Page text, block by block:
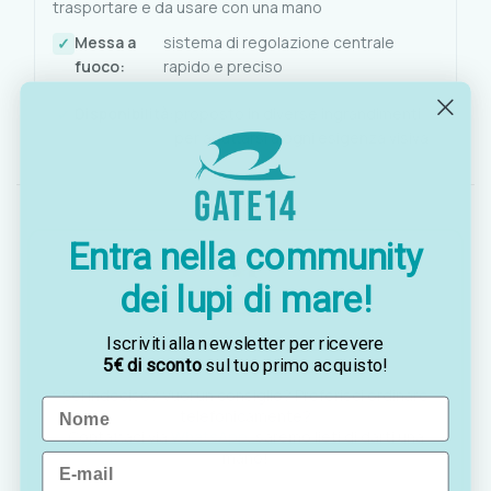
trasportare e da usare con una mano
Messa a
fuoco:
sistema di regolazione centrale
rapido e preciso
per adattarsi a ogni esigenza visiva
OTTAVIA
Customer assistance team
Sei indeciso? Vuoi un consiglio? Preferisci ordinare
Contattaci viaWhatsApp, saremo lieti di darti una
mano!
Entra nella community
dei lupi di mare!
Iscriviti alla newsletter per ricevere
5€ di scontosul tuo primo acquisto!
Name
Email